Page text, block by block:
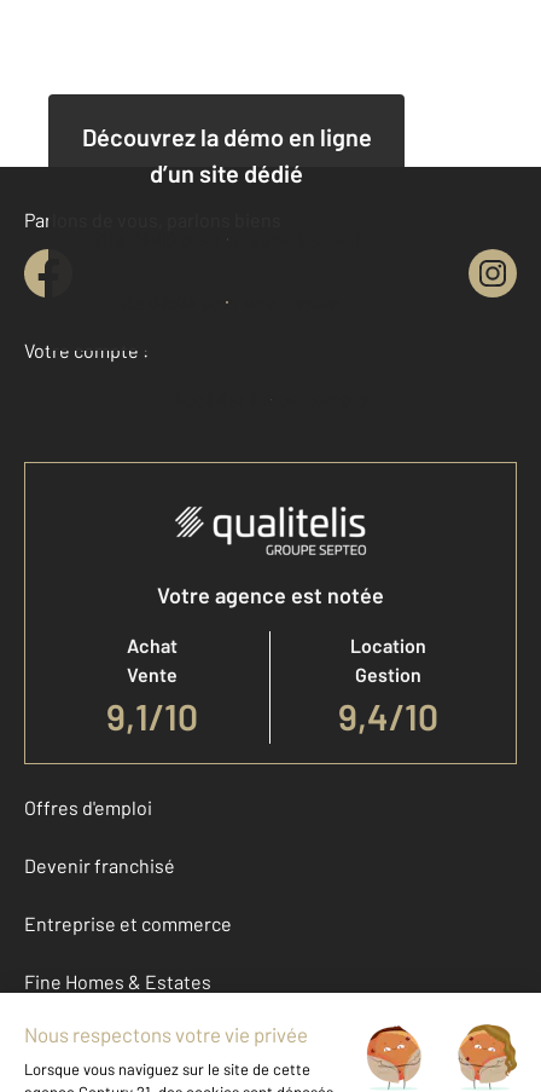
Découvrez la démo en ligne
d’un site dédié
Site dédié pour un appartement
Site dédié pour une maison
Parlons de vous, parlons biens
Votre compte :
Accéder à mon compte
Votre agence est notée
Achat
Vente
9,1/10
Location
Gestion
9,4/10
Offres d'emploi
Devenir franchisé
Entreprise et commerce
Fine Homes & Estates
À propos